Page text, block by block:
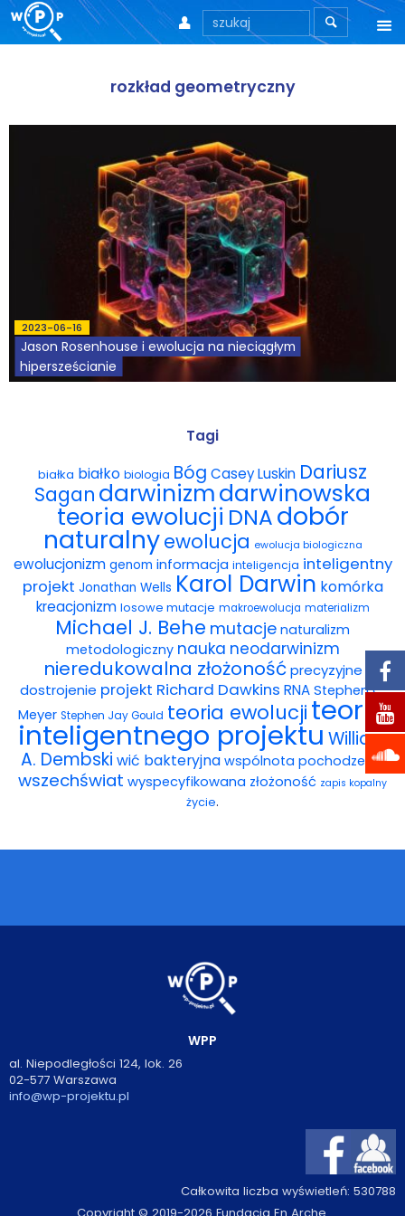

Motto
Aktualności
Teksty
Wprowadzenie
Artykuły
Krytyka teorii ID
Wybór tekstów
Dla autorów
Darmowy ebook
Księgarnia
FAQ
Spis tekstów
Filmy
Konferencje, webinaria i debaty
Wywiady i wykłady
Podcasty
O książkach
FAQ
Kontakt
 
rozkład geometryczny
2023-06-16
Jason Rosenhouse i ewolucja na nieciągłym
hipersześcianie
Tagi
białka białko biologia Bóg Casey Luskin Dariusz
Sagan darwinizmdarwinowska
teoria ewolucji DNAdobór
naturalnyewolucja ewolucja biologiczna
ewolucjonizm genom informacja inteligencja inteligentny
projekt Jonathan Wells Karol Darwin komórka
kreacjonizm losowe mutacje makroewolucja materializm
Michael J. Behe mutacje naturalizm
metodologiczny nauka neodarwinizm
nieredukowalna złożoność precyzyjne
dostrojenie projekt Richard Dawkins RNA Stephen C.
Meyer Stephen Jay Gould teoria ewolucji teoria
inteligentnego projektu William
A. Dembski wić bakteryjna wspólnota pochodzenia
wszechświat wyspecyfikowana złożoność zapis kopalny
życie.
WPP
al. Niepodległości 124, lok. 26
02-577 Warszawa
info@wp-projektu.pl
Całkowita liczba wyświetleń: 530788